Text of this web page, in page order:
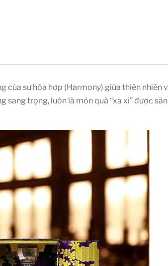
của sự hòa hợp (Harmony) giữa thiên nhiên
trọng, luôn là món quà “xa xỉ” được